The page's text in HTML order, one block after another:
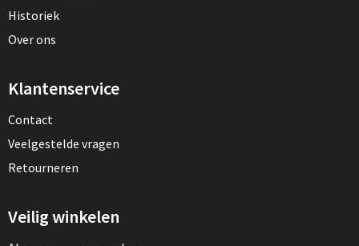
Historiek
Over ons
Klantenservice
Contact
Veelgestelde vragen
Retourneren
Veilig winkelen